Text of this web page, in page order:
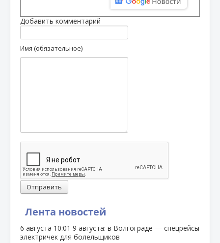
Лента новостей
6 августа 10:01 9 августа: в Волгограде — спецрейсы
электричек для болельщиков
Добавить комментарий
Имя (обязательное)
Отправить